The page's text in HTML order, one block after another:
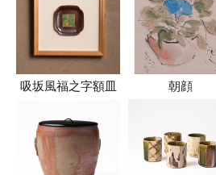
吸坂風福之字額皿 朝顔